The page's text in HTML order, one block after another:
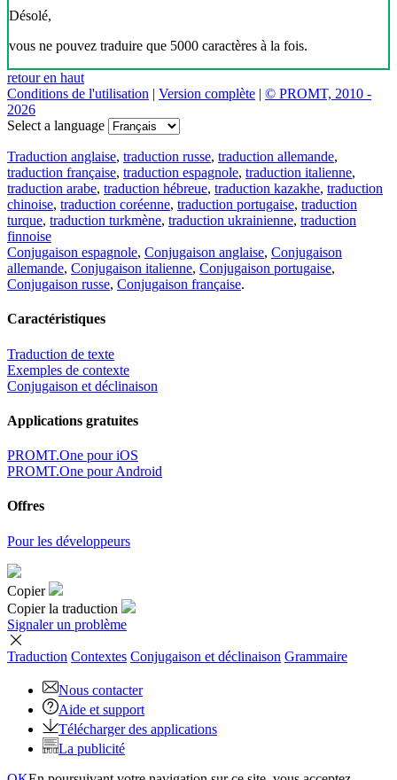
Désolé,
vous ne pouvez traduire que 5000 caractères à la fois.
retour en haut
Conditions de l'utilisation | Version complète | © PROMT, 2010 -
2026
Select a language
Traduction anglaise, traduction russe, traduction allemande,
traduction française, traduction espagnole, traduction italienne,
traduction arabe, traduction hébreue, traduction kazakhe, traduction
chinoise, traduction coréenne, traduction portugaise, traduction
turque, traduction turkmène, traduction ukrainienne, traduction
finnoise
Conjugaison espagnole, Conjugaison anglaise, Conjugaison
allemande, Conjugaison italienne, Conjugaison portugaise,
Conjugaison russe, Conjugaison française.
Caractéristiques
Traduction de texte
Exemples de contexte
Conjugaison et déclinaison
Applications gratuites
PROMT.One pour iOS
PROMT.One pour Android
Offres
Pour les développeurs
Copier
Copier la traduction
Signaler un problème
Traduction Contextes Conjugaison et déclinaison Grammaire
Nous contacter
Aide et support
Télécharger des applications
La publicité